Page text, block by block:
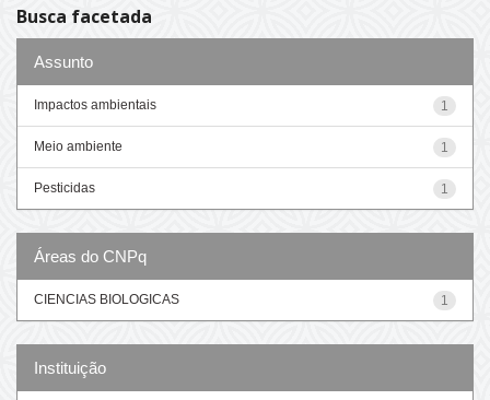
Busca facetada
Assunto
1
Impactos ambientais
1
Meio ambiente
1
Pesticidas
Áreas do CNPq
1
CIENCIAS BIOLOGICAS
Instituição